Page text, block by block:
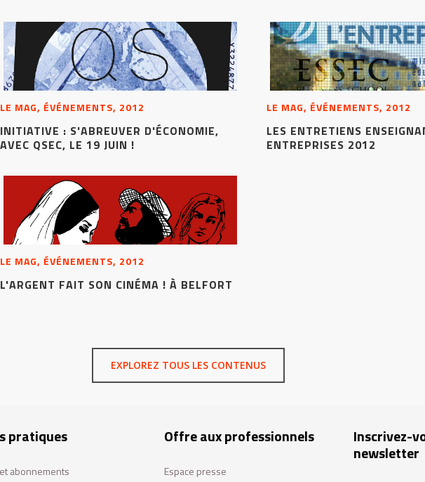
LE MAG, ÉVÉNEMENTS, 2012
INITIATIVE : S'ABREUVER D'ÉCONOMIE,
AVEC QSEC, LE 19 JUIN !
LE MAG, ÉVÉNEMENTS, 2012
LES ENTRETIENS
ENTREPRISES 2012
LE MAG, ÉVÉNEMENTS, 2012
L'ARGENT FAIT SON CINÉMA ! À BELFORT
EXPLOREZ TOUS LES CONTENUS
pratiques
abonnements
Offre aux professionnels
Espace presse
Inscrivez-
newsletter